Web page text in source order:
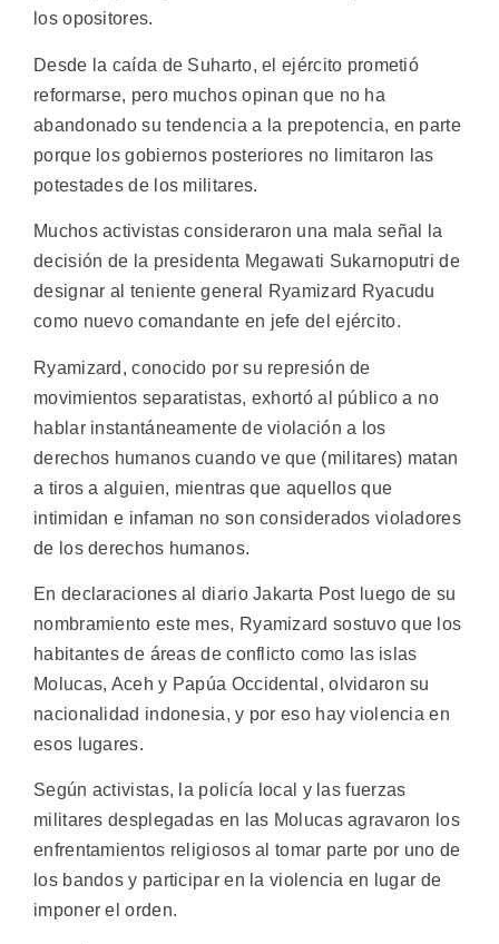
los opositores.
Desde la caída de Suharto, el ejército prometió
reformarse, pero muchos opinan que no ha
abandonado su tendencia a la prepotencia, en parte
porque los gobiernos posteriores no limitaron las
potestades de los militares.
Muchos activistas consideraron una mala señal la
decisión de la presidenta Megawati Sukarnoputri de
designar al teniente general Ryamizard Ryacudu
como nuevo comandante en jefe del ejército.
Ryamizard, conocido por su represión de
movimientos separatistas, exhortó al público a no
hablar instantáneamente de violación a los
derechos humanos cuando ve que (militares) matan
a tiros a alguien, mientras que aquellos que
intimidan e infaman no son considerados violadores
de los derechos humanos.
En declaraciones al diario Jakarta Post luego de su
nombramiento este mes, Ryamizard sostuvo que los
habitantes de áreas de conflicto como las islas
Molucas, Aceh y Papúa Occidental, olvidaron su
nacionalidad indonesia, y por eso hay violencia en
esos lugares.
Según activistas, la policía local y las fuerzas
militares desplegadas en las Molucas agravaron los
enfrentamientos religiosos al tomar parte por uno de
los bandos y participar en la violencia en lugar de
imponer el orden.